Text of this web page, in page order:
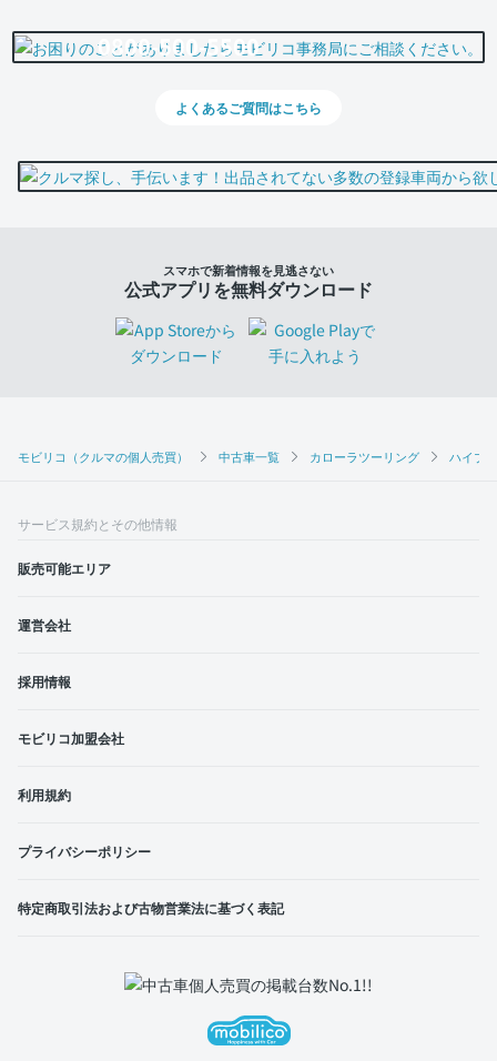
モビリコ（クルマの個人売買） 中古車一覧 カローラツーリング ハイブ
0800-500-5500
よくあるご質問はこちら
スマホで新着情報を見逃さない
公式アプリを無料ダウンロード
サービス規約とその他情報
販売可能エリア
運営会社
採用情報
モビリコ加盟会社
利用規約
プライバシーポリシー
特定商取引法および古物営業法に基づく表記